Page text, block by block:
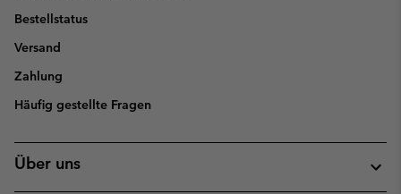
Bestellstatus
Versand
Zahlung
Häufig gestellte Fragen
Über uns